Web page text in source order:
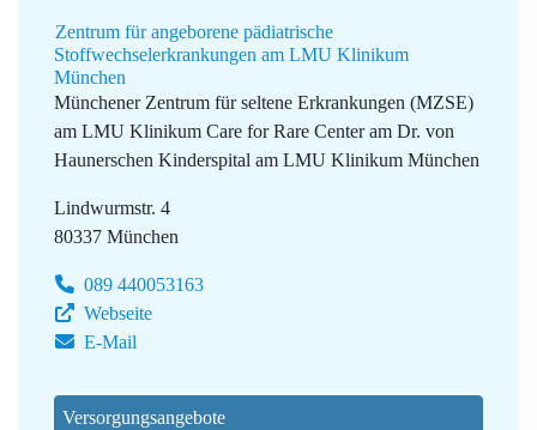
Zentrum für angeborene pädiatrische
Stoffwechselerkrankungen am LMU Klinikum
München
Münchener Zentrum für seltene Erkrankungen (MZSE)
am LMU Klinikum Care for Rare Center am Dr. von
Haunerschen Kinderspital am LMU Klinikum München
Lindwurmstr. 4
80337 München
089 440053163
Webseite
E-Mail
Versorgungsangebote